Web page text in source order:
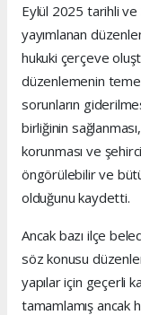
Eylül 2025 tarihli ve
yayımlanan
hukuki çerçeve
düzenlemenin
sorunların
birliğinin
korunması ve
öngörülebilir ve
olduğunu kaydetti.
Ancak bazı ilçe
söz konusu
yapılar için geçerli
tamamlamış ancak